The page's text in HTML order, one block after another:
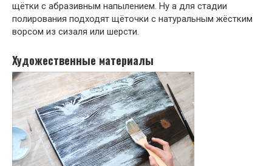
щётки с абразивным напылением. Ну а для стадии
полирования подходят щёточки с натуральным жёстким
ворсом из сизаля или шерсти.
Художественные материалы